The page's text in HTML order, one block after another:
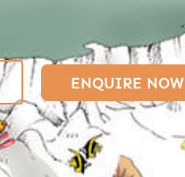
ENQUIRE NOW